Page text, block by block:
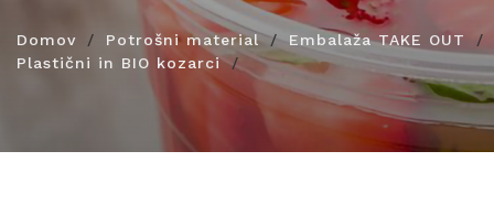
Domov Potrošni material
Embalaža TAKE OUT
Plastični in BIO kozarci